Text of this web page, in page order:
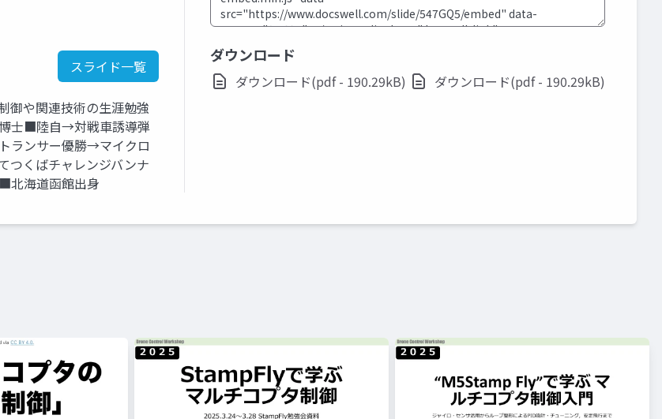
スライド一覧
御や関連技術の生涯勉強
士■陸自→対戦車誘導弾
ランサー優勝→マイクロ
つくばチャレンジバンナ
北海道函館出身
ダウンロード
ダウンロード(pdf - 190.29kB) ダウンロード(pdf - 190.29kB)